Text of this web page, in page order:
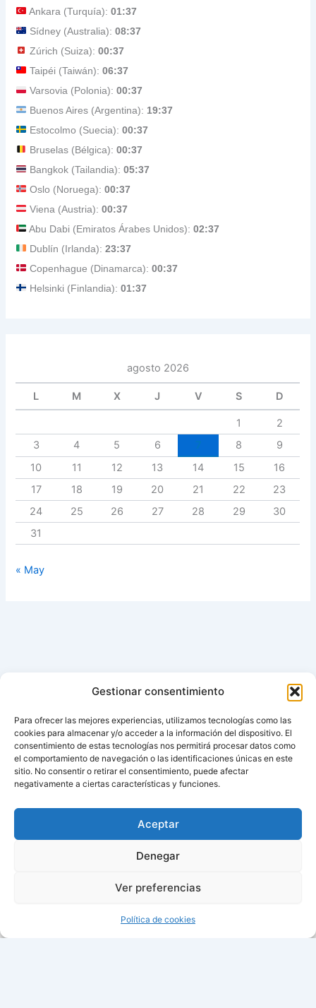
Gestionar consentimiento
Para ofrecer las mejores experiencias, utilizamos tecnologías como las
cookies para almacenar y/o acceder a la información del dispositivo. El
consentimiento de estas tecnologías nos permitirá procesar datos como
el comportamiento de navegación o las identificaciones únicas en este
sitio. No consentir o retirar el consentimiento, puede afectar
negativamente a ciertas características y funciones.
Aceptar
Denegar
Ver preferencias
Política de cookies
Ankara (Turquía):01:37
Sídney (Australia):08:37
Zúrich (Suiza):00:37
Taipéi (Taiwán):06:37
Varsovia (Polonia):00:37
Buenos Aires (Argentina): 19:37
Estocolmo (Suecia):00:37
Bruselas (Bélgica):00:37
Bangkok (Tailandia):05:37
Oslo (Noruega):00:37
Viena (Austria):00:37
Abu Dabi (Emiratos Árabes Unidos):02:37
Dublín (Irlanda):23:37
Copenhague (Dinamarca):00:37
Helsinki (Finlandia):01:37
agosto 2026
L M X J V S D
1
2
3
4 5 6 8
9
10
11 12 13 14 15
16
17
18 19 20 21 22
23
24
25 26 27 28 29
30
31
« May
Contacto